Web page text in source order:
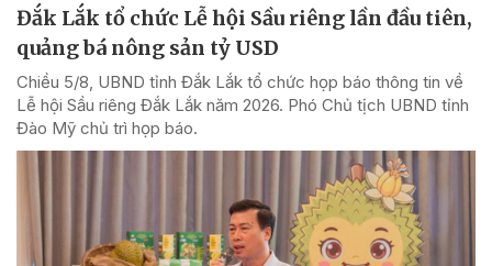
Đắk Lắk tổ chức Lễ hội Sầu riêng lần đầu tiên,
quảng bá nông sản tỷ USD
Chiều 5/8, UBND tỉnh Đắk Lắk tổ chức họp báo thông tin về
Lễ hội Sầu riêng Đắk Lắk năm 2026. Phó Chủ tịch UBND tỉnh
Đào Mỹ chủ trì họp báo.